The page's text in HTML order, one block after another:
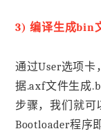
3) 编译生成bin
通过User选项卡
据.axf文件生成
步骤，我们就可
Bootloader程序